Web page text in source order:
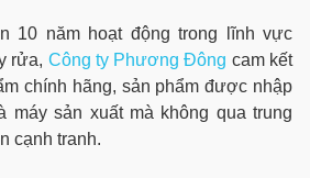
10 năm hoạt động trong lĩnh vực
rửa, Công ty Phương Đông cam kết
chính hãng, sản phẩm được nhập
máy sản xuất mà không qua trung
cạnh tranh.